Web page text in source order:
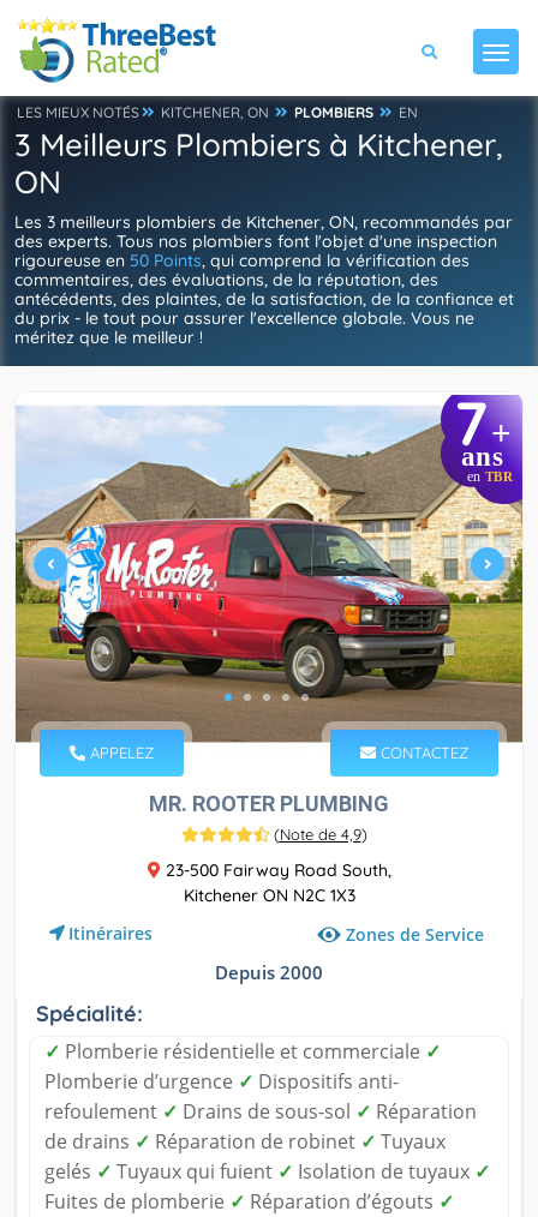
LES MIEUX NOTÉS KITCHENER, ON PLOMBIERS EN
3 Meilleurs Plombiers à Kitchener,
ON
Les 3 meilleurs plombiers de Kitchener, ON, recommandés par
des experts. Tous nos plombiers font l'objet d'une inspection
rigoureuse en 50 Points, qui comprend la vérification des
commentaires, des évaluations, de la réputation, des
antécédents, des plaintes, de la satisfaction, de la confiance et
du prix - le tout pour assurer l'excellence globale. Vous ne
méritez que le meilleur !
7+
ans
en TBR
APPELEZ CONTACTEZ
MR. ROOTER PLUMBING
(Note de 4,9)
23-500 Fairway Road South,
Kitchener ON N2C 1X3
Itinéraires Zones de Service
Depuis 2000
Spécialité:
✓ Plomberie résidentielle et commerciale ✓
Plomberie d’urgence ✓ Dispositifs anti-
refoulement ✓ Drains de sous-sol ✓ Réparation
de drains ✓ Réparation de robinet ✓ Tuyaux
gelés ✓ Tuyaux qui fuient ✓ Isolation de tuyaux ✓
Fuites de plomberie ✓ Réparation d’égouts ✓